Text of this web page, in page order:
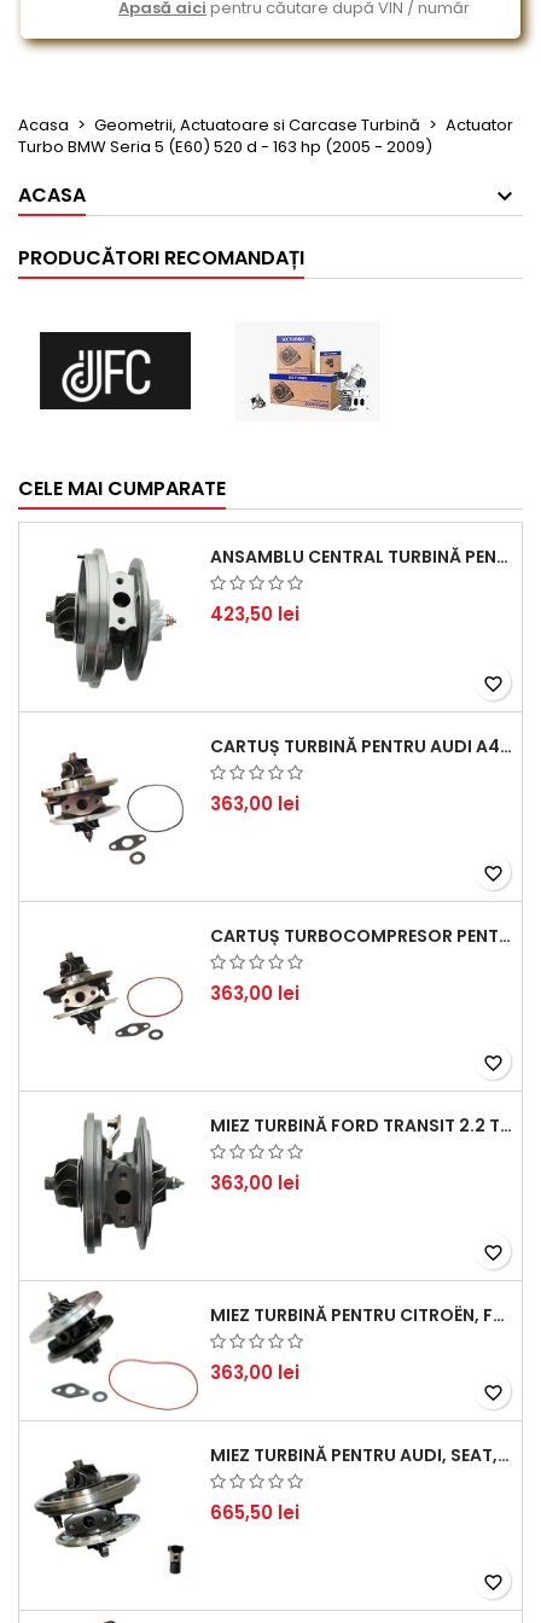
Apasă aici pentru căutare după VIN / număr
Acasa Geometrii, Actuatoare si Carcase Turbină
Actuator
Turbo BMW Seria 5 (E60) 520 d - 163 hp (2005 - 2009)
ACASA
PRODUCĂTORI RECOMANDAȚI
CELE MAI CUMPARATE
ANSAMBLU CENTRAL TURBINĂ PENTRU BMW SERIA 3, SERIA 5 ȘI X3 - PERFORMANȚĂ ȘI FIABILITATE
423,50 lei
favorite_border
CARTUȘ TURBINĂ PENTRU AUDI A4, A6, SKODA SUPERB ȘI VW PASSAT, MOTOR DIESEL 1.9 TDI
363,00 lei
favorite_border
CARTUȘ TURBOCOMPRESOR PENTRU VW, AUDI, SEAT, SKODA - MOTOR DIESEL 2.0 TDI
363,00 lei
favorite_border
MIEZ TURBINĂ FORD TRANSIT 2.2 TDCI (2007-2016)
363,00 lei
favorite_border
MIEZ TURBINĂ PENTRU CITROËN, FORD, MAZDA, MINI, PEUGEOT ȘI VOLVO - MOTORIZĂRI 1.6 HDI ȘI 1.6 D
363,00 lei
favorite_border
MIEZ TURBINĂ PENTRU AUDI, SEAT, SKODA ȘI VOLKSWAGEN - MOTORIZĂRI 2.0 TDI 103KW 140CP
665,50 lei
favorite_border